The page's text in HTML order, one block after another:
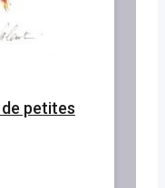
petites